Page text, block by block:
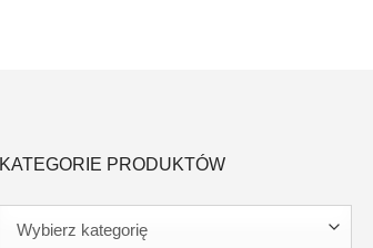
KATEGORIE PRODUKTÓW